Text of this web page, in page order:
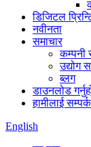
डिजिटल
नवीनता
समाचार
कम्पनी
उद्योग
ब्लग
डाउनलोड
हामीलाई
English